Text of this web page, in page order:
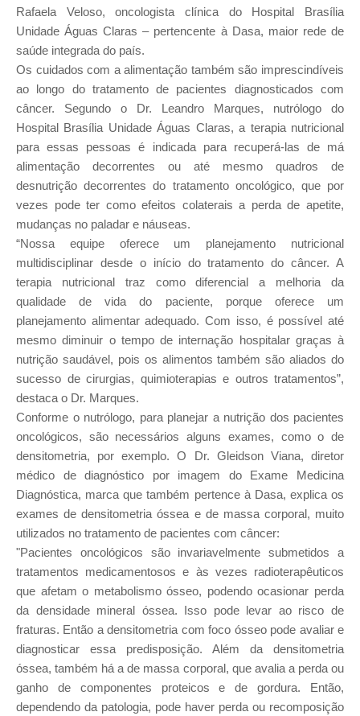
Rafaela Veloso, oncologista clínica do Hospital Brasília
Unidade Águas Claras – pertencente à Dasa, maior rede de
saúde integrada do país.
Os cuidados com a alimentação também são imprescindíveis
ao longo do tratamento de pacientes diagnosticados com
câncer. Segundo o Dr. Leandro Marques, nutrólogo do
Hospital Brasília Unidade Águas Claras, a terapia nutricional
para essas pessoas é indicada para recuperá-las de má
alimentação decorrentes ou até mesmo quadros de
desnutrição decorrentes do tratamento oncológico, que por
vezes pode ter como efeitos colaterais a perda de apetite,
mudanças no paladar e náuseas.
“Nossa equipe oferece um planejamento nutricional
multidisciplinar desde o início do tratamento do câncer. A
terapia nutricional traz como diferencial a melhoria da
qualidade de vida do paciente, porque oferece um
planejamento alimentar adequado. Com isso, é possível até
mesmo diminuir o tempo de internação hospitalar graças à
nutrição saudável, pois os alimentos também são aliados do
sucesso de cirurgias, quimioterapias e outros tratamentos”,
destaca o Dr. Marques.
Conforme o nutrólogo, para planejar a nutrição dos pacientes
oncológicos, são necessários alguns exames, como o de
densitometria, por exemplo. O Dr. Gleidson Viana, diretor
médico de diagnóstico por imagem do Exame Medicina
Diagnóstica, marca que também pertence à Dasa, explica os
exames de densitometria óssea e de massa corporal, muito
utilizados no tratamento de pacientes com câncer:
"Pacientes oncológicos são invariavelmente submetidos a
tratamentos medicamentosos e às vezes radioterapêuticos
que afetam o metabolismo ósseo, podendo ocasionar perda
da densidade mineral óssea. Isso pode levar ao risco de
fraturas. Então a densitometria com foco ósseo pode avaliar e
diagnosticar essa predisposição. Além da densitometria
óssea, também há a de massa corporal, que avalia a perda ou
ganho de componentes proteicos e de gordura. Então,
dependendo da patologia, pode haver perda ou recomposição